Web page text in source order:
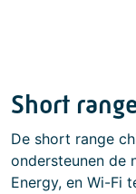
Short
De short range
ondersteunen de
Energy, en Wi-Fi